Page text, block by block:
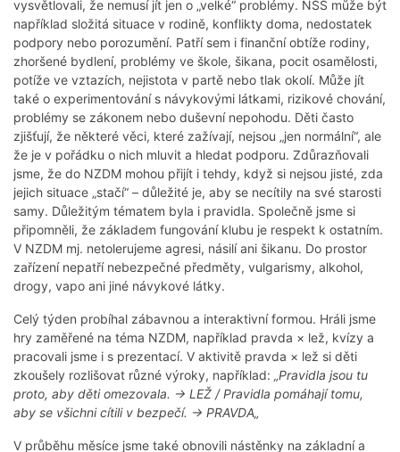
vysvětlovali, že nemusí jít jen o „velké“ problémy. NSS může být
například složitá situace v rodině, konflikty doma, nedostatek
podpory nebo porozumění. Patří sem i finanční obtíže rodiny,
zhoršené bydlení, problémy ve škole, šikana, pocit osamělosti,
potíže ve vztazích, nejistota v partě nebo tlak okolí. Může jít
také o experimentování s návykovými látkami, rizikové chování,
problémy se zákonem nebo duševní nepohodu. Děti často
zjišťují, že některé věci, které zažívají, nejsou „jen normální“, ale
že je v pořádku o nich mluvit a hledat podporu. Zdůrazňovali
jsme, že do NZDM mohou přijít i tehdy, když si nejsou jisté, zda
jejich situace „stačí“ – důležité je, aby se necítily na své starosti
samy. Důležitým tématem byla i pravidla. Společně jsme si
připomněli, že základem fungování klubu je respekt k ostatním.
V NZDM mj. netolerujeme agresi, násilí ani šikanu. Do prostor
zařízení nepatří nebezpečné předměty, vulgarismy, alkohol,
drogy, vapo ani jiné návykové látky.
Celý týden probíhal zábavnou a interaktivní formou. Hráli jsme
hry zaměřené na téma NZDM, například pravda × lež, kvízy a
pracovali jsme i s prezentací. V aktivitě pravda × lež si děti
zkoušely rozlišovat různé výroky, například: „Pravidla jsou tu
proto, aby děti omezovala. → LEŽ / Pravidla pomáhají tomu,
aby se všichni cítili v bezpečí. → PRAVDA„
V průběhu měsíce jsme také obnovili nástěnky na základní a